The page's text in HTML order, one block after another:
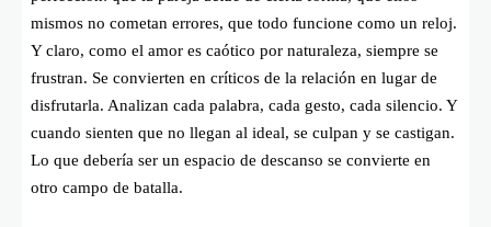
mismos no cometan errores, que todo funcione como un reloj.
Y claro, como el amor es caótico por naturaleza, siempre se
frustran. Se convierten en críticos de la relación en lugar de
disfrutarla. Analizan cada palabra, cada gesto, cada silencio. Y
cuando sienten que no llegan al ideal, se culpan y se castigan.
Lo que debería ser un espacio de descanso se convierte en
otro campo de batalla.